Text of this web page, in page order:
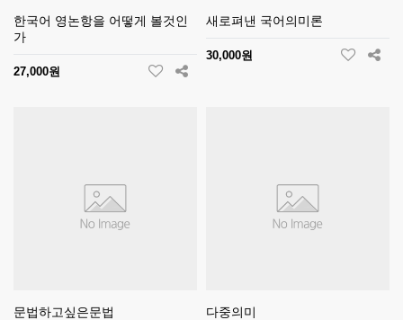
한국어 영논항을 어떻게 볼것인
가
27,000원
새로펴낸 국어의미론
30,000원
문법하고싶은문법 다중의미